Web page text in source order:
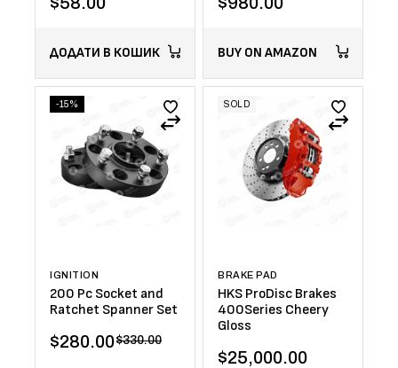
ДОДАТИ В КОШИК BUY ON AMAZON
-15%
IGNITION
200 Pc Socket and
Ratchet Spanner Set
$330.00
$280.00
SOLD
BRAKE PAD
HKS ProDisc Brakes
400Series Cheery
Gloss
$25,000.00